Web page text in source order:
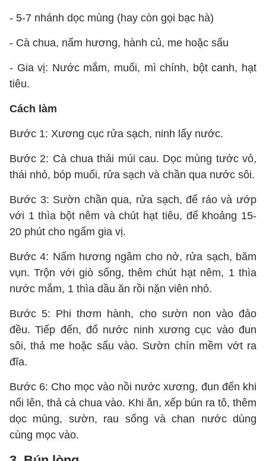
- 5-7 nhánh dọc mùng (hay còn gọi bạc hà)
- Cà chua, nấm hương, hành củ, me hoặc sấu
- Gia vị: Nước mắm, muối, mì chính, bột canh, hạt
tiêu.
Cách làm
Bước 1: Xương cục rửa sạch, ninh lấy nước.
Bước 2: Cà chua thái múi cau. Dọc mùng tước vỏ,
thái nhỏ, bóp muối, rửa sạch và chần qua nước sôi.
Bước 3: Sườn chần qua, rửa sạch, để ráo và ướp
với 1 thìa bột nêm và chút hạt tiêu, để khoảng 15-
20 phút cho ngấm gia vị.
Bước 4: Nấm hương ngâm cho nở, rửa sạch, băm
vụn. Trộn với giò sống, thêm chút hạt nêm, 1 thìa
nước mắm, 1 thìa dầu ăn rồi nặn viên nhỏ.
Bước 5: Phi thơm hành, cho sườn non vào đảo
đều. Tiếp đến, đổ nước ninh xương cục vào đun
sôi, thả me hoặc sấu vào. Sườn chín mềm vớt ra
đĩa.
Bước 6: Cho mọc vào nồi nước xương, đun đến khi
nổi lên, thả cà chua vào. Khi ăn, xếp bún ra tô, thêm
dọc mùng, sườn, rau sống và chan nước dùng
cùng mọc vào.